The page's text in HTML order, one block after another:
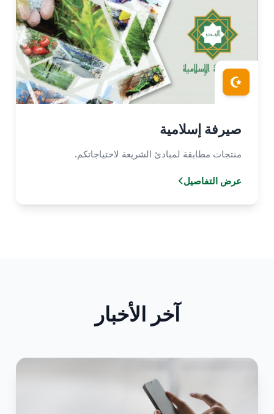
صيرفة إسلامية
منتجات مطابقة لمبادئ الشريعة لاحتياجاتكم.
عرض التفاصيل
آخر الأخبار